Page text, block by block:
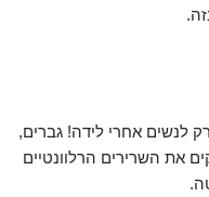
לנשים אחרי לידה! גברים,
את השרירים הרלוונטיים